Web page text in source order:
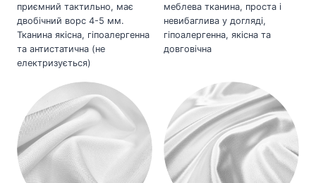
приємний тактильно, має
двобічний ворс 4-5 мм.
Тканина якісна, гіпоалергенна
та антистатична (не
електризується)
меблева тканина, проста і
невибаглива у догляді,
гіпоалергенна, якісна та
довговічна